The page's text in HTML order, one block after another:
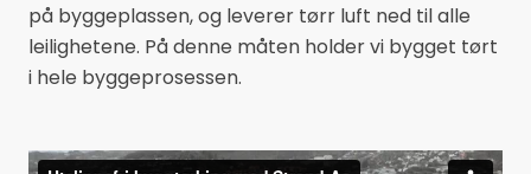
på byggeplassen, og leverer tørr luft ned til alle
leilighetene. På denne måten holder vi bygget tørt
i hele byggeprosessen.